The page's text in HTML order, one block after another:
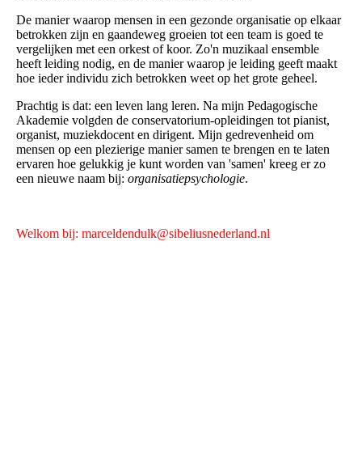
De manier waarop mensen in een gezonde organisatie op elkaar
betrokken zijn en gaandeweg groeien tot een team is goed te
vergelijken met een orkest of koor. Zo'n muzikaal ensemble
heeft leiding nodig, en de manier waarop je leiding geeft maakt
hoe ieder individu zich betrokken weet op het grote geheel.
Prachtig is dat: een leven lang leren. Na mijn Pedagogische
Akademie volgden de conservatorium-opleidingen tot pianist,
organist, muziekdocent en dirigent. Mijn gedrevenheid om
mensen op een plezierige manier samen te brengen en te laten
ervaren hoe gelukkig je kunt worden van 'samen' kreeg er zo
een nieuwe naam bij: organisatiepsychologie.
Welkom bij: marceldendulk@sibeliusnederland.nl